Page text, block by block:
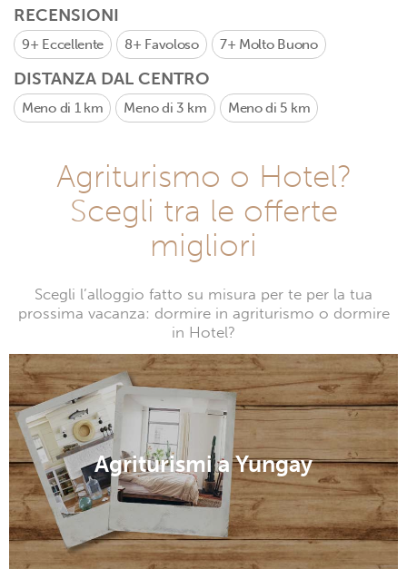
RECENSIONI
9+ Eccellente 8+ Favoloso 7+ Molto Buono
DISTANZA DAL CENTRO
Meno di 1 km Meno di 3 km Meno di 5 km
Agriturismo o Hotel?
Scegli tra le offerte
migliori
Scegli l’alloggio fatto su misura per te per la tua
prossima vacanza: dormire in agriturismo o dormire
in Hotel?
Agriturismi a Yungay